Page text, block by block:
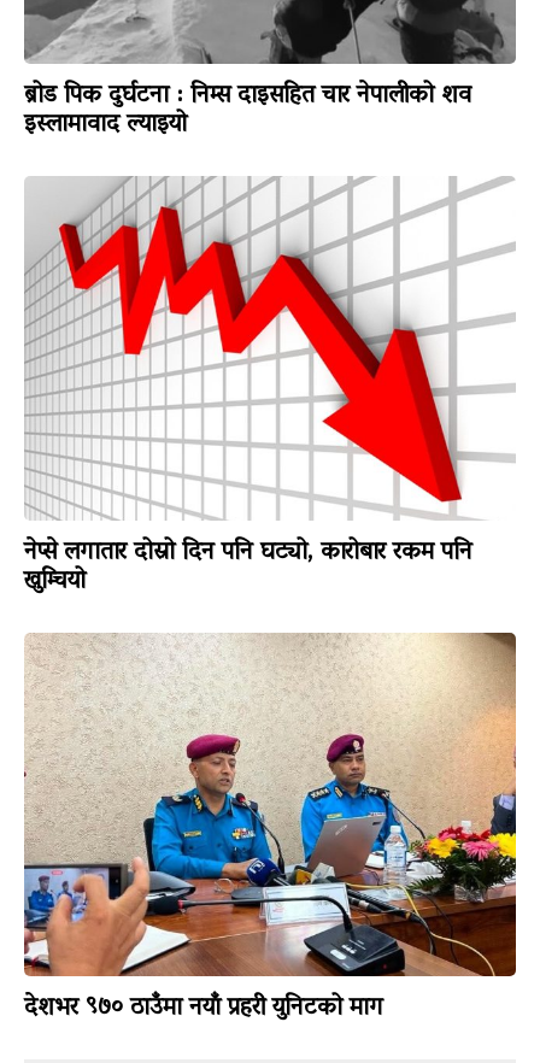
ब्रोड पिक दुर्घटना : निम्स दाइसहित चार नेपालीको शव
इस्लामावाद ल्याइयो
नेप्से लगातार दोस्रो दिन पनि घट्यो, कारोबार रकम पनि
खुम्चियो
देशभर ९७० ठाउँमा नयाँ प्रहरी युनिटको माग